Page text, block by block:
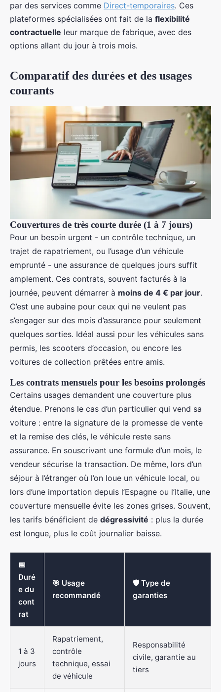
par des services comme Direct-temporaires. Ces
plateformes spécialisées ont fait de la flexibilité
contractuelle leur marque de fabrique, avec des
options allant du jour à trois mois.
Comparatif des durées et des usages
courants
Couvertures de très courte durée (1 à 7 jours)
Pour un besoin urgent - un contrôle technique, un
trajet de rapatriement, ou l’usage d’un véhicule
emprunté - une assurance de quelques jours suffit
amplement. Ces contrats, souvent facturés à la
journée, peuvent démarrer à moins de 4 € par jour.
C’est une aubaine pour ceux qui ne veulent pas
s’engager sur des mois d’assurance pour seulement
quelques sorties. Idéal aussi pour les véhicules sans
permis, les scooters d’occasion, ou encore les
voitures de collection prêtées entre amis.
Les contrats mensuels pour les besoins prolongés
Certains usages demandent une couverture plus
étendue. Prenons le cas d’un particulier qui vend sa
voiture : entre la signature de la promesse de vente
et la remise des clés, le véhicule reste sans
assurance. En souscrivant une formule d’un mois, le
vendeur sécurise la transaction. De même, lors d’un
séjour à l’étranger où l’on loue un véhicule local, ou
lors d’une importation depuis l’Espagne ou l’Italie, une
couverture mensuelle évite les zones grises. Souvent,
les tarifs bénéficient de dégressivité : plus la durée
est longue, plus le coût journalier baisse.
📅
Duré
e du
cont
rat
🎯 Usage
recommandé
🛡️ Type de
garanties
1 à 3
jours
Rapatriement,
contrôle
technique, essai
de véhicule
Responsabilité
civile, garantie au
tiers